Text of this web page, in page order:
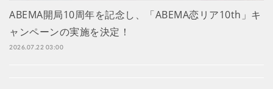
ABEMA開局10周年を記念し、「ABEMA恋リア10th」キ
ャンペーンの実施を決定！
2026.07.22 03:00